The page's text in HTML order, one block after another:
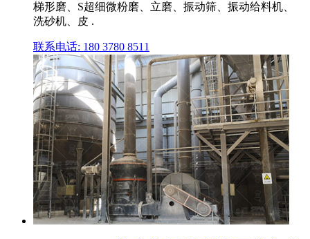
梯形磨、S超细微粉磨、立磨、振动筛、振动给料机、
洗砂机、皮 .
联系电话: 180 3780 8511